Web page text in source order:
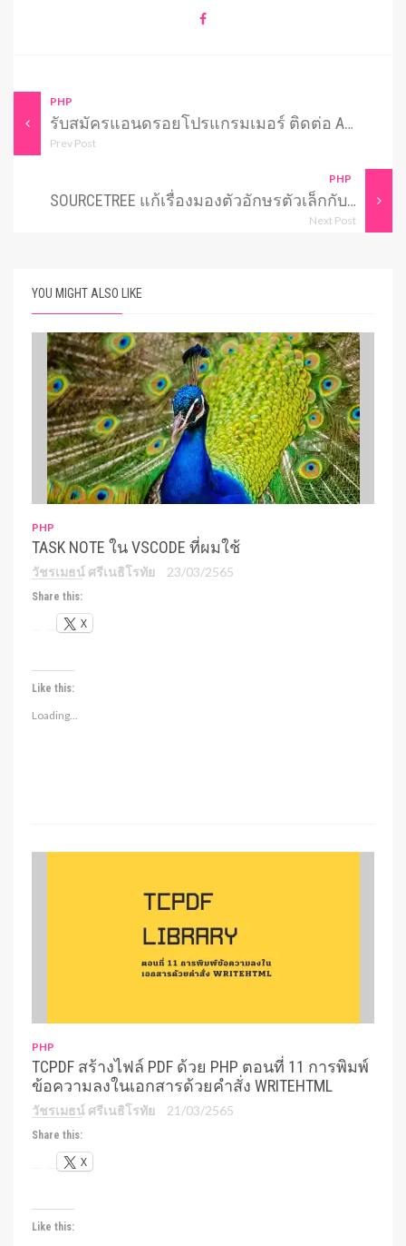
PHP
รับสมัครแอนดรอยโปรแกรมเมอร์ ติดต่อ ADMIN@JQUERYTIPS.COM
Prev Post
PHP
SOURCETREE แก้เรื่องมองตัวอักษรตัวเล็กกับตัวใหญ่เป็นตัวเดียวกัน
Next Post
YOU MIGHT ALSO LIKE
PHP
TASK NOTE ใน VSCODE ที่ผมใช้
วัชรเมธน์ ศรีเนธิโรทัย 23/03/2565
Share this:
X
Like this:
Loading...
PHP
TCPDF สร้างไฟล์ PDF ด้วย PHP ตอนที่ 11 การพิมพ์
ข้อความลงในเอกสารด้วยคำสั่ง WRITEHTML
วัชรเมธน์ ศรีเนธิโรทัย 21/03/2565
Share this:
X
Like this: